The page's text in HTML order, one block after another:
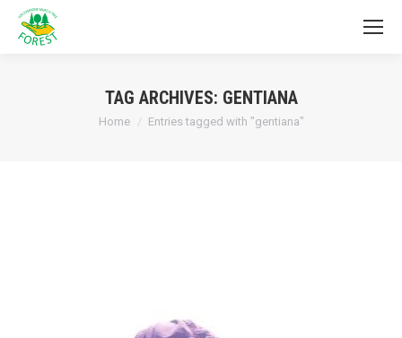
TAG ARCHIVES: GENTIANA
You are here:
Home Entries tagged with "gentiana"